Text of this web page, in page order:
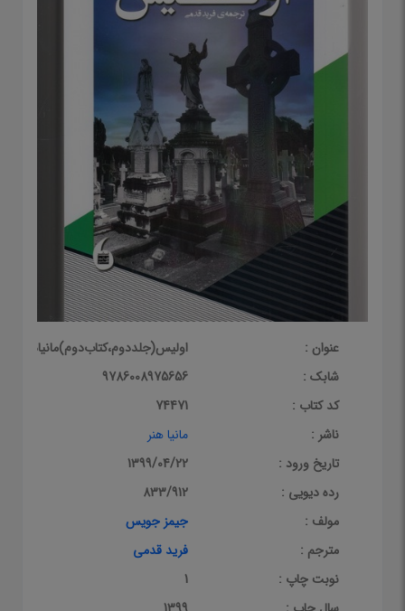
عنوان :
اولیس(جلددوم،کتاب‌دوم)مانیاهنر
شابک :
9786008975656
کد کتاب :
74471
ناشر :
مانیا هنر
تاریخ ورود :
1399/04/22
رده دیویی :
833/912
مولف :
جیمز جویس
مترجم :
فرید قدمی
نوبت چاپ :
1